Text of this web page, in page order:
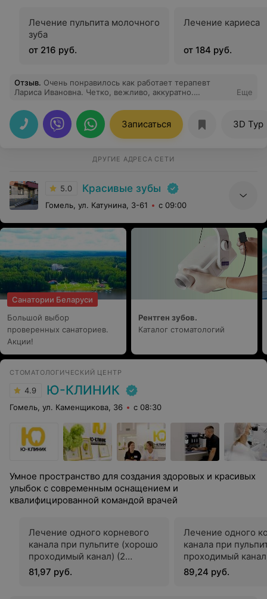
Лечение пульпита молочного
зуба
от 216 руб.
Лечение кариеса
от 184 руб.
Отзыв. Очень понравилось как работает терапевт
Лариса Ивановна. Четко, вежливо, аккуратно.
Еще
Записаться 3D Тур
ДРУГИЕ АДРЕСА СЕТИ
5.0 Красивые зубы
Гомель, ул. Катунина, 3-61 с 09:00
Санатории Беларуси
Большой выбор
проверенных санаториев.
Акции!
Рентген зубов.
Каталог стоматологий
СТОМАТОЛОГИЧЕСКИЙ ЦЕНТР
4.9 Ю-КЛИНИК
Гомель, ул. Каменщикова, 36 с 08:30
Умное пространство для создания здоровых и красивых
улыбок с современным оснащением и
квалифицированной командой врачей
Лечение одного корневого
канала при пульпите (хорошо
проходимый канал) (2
посещение)
81,97 руб.
Лечение одного
канала при
проходимый
посещение)
89,24 руб.